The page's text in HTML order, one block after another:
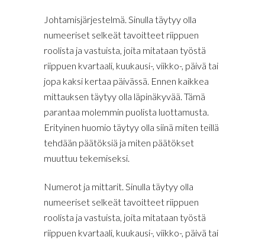
Johtamisjärjestelmä. Sinulla täytyy olla
numeeriset selkeät tavoitteet riippuen
roolista ja vastuista, joita mitataan työstä
riippuen kvartaali, kuukausi-, viikko-, päivä tai
jopa kaksi kertaa päivässä. Ennen kaikkea
mittauksen täytyy olla läpinäkyvää. Tämä
parantaa molemmin puolista luottamusta.
Erityinen huomio täytyy olla siinä miten teillä
tehdään päätöksiä ja miten päätökset
muuttuu tekemiseksi.
Numerot ja mittarit. Sinulla täytyy olla
numeeriset selkeät tavoitteet riippuen
roolista ja vastuista, joita mitataan työstä
riippuen kvartaali, kuukausi-, viikko-, päivä tai